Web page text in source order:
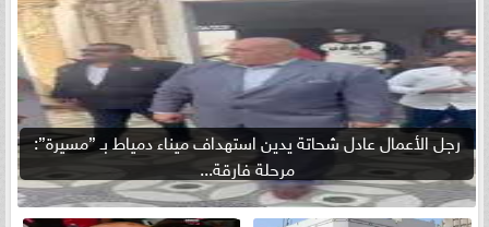
رجل الأعمال عادل شحاتة يدين استهداف ميناء دمياط بـ ”مسيرة”:
مرحلة فارقة...